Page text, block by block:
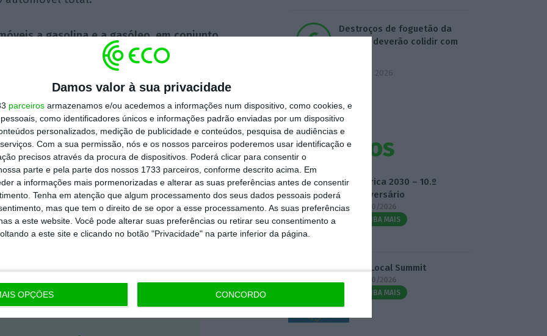
Damos valor à sua privacidade
parceiros armazenamos e/ou acedemos a informações num dispositivo, como cookies, e
como identificadores únicos e informações padrão enviadas por um dispositivo
personalizados, medição de publicidade e conteúdos, pesquisa de audiências e
Com a sua permissão, nós e os nossos parceiros poderemos usar identificação e
precisos através da procura de dispositivos. Poderá clicar para consentir o
parte e pela parte dos nossos 1733 parceiros, conforme descrito acima. Em
a informações mais pormenorizadas e alterar as suas preferências antes de consentir
Tenha em atenção que algum processamento dos seus dados pessoais poderá
mas que tem o direito de se opor a esse processamento. As suas preferências
a este website. Você pode alterar suas preferências ou retirar seu consentimento a
a este site e clicando no botão "Privacidade" na parte inferior da página.
OPÇÕES CONCORDO
a gasolina e a gasóleo, em conjunto,
menos de metade do mercado (47,8%,
o peso da recessão geral do mercado,
10,2% em março, fazendo descer a sua
relação ao mesmo mês do ano passado.
foi ainda mais grave, com uma queda
em França (-32,1%), Espanha (-38%) e
de mercado de 12,4%, contra 14,4% no
https://eco.sapo.pt/2024/04/18/vendas-de-automoveis-na-ue-recuam-52-em-marco-e-a-primeira-queda-de-2024/ Copiar
Destroços de foguetão da
SpaceX deverão colidir com
5 Agosto 2026
Eventos
Fábrica 2030 – 10.º
Aniversário
14/10/2026
SAIBA MAIS
3.º Local Summit
07/10/2026
SAIBA MAIS